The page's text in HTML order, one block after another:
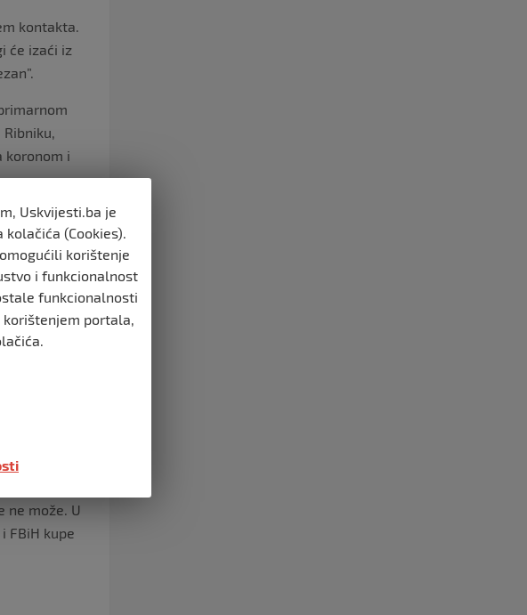
kontakta.
će izaći iz
koronom i
maske
u
je
i samu
Milorad
za
za
ne može. U
FBiH kupe
Uskvijesti.ba je
(Cookies).
korištenje
i funkcionalnost
funkcionalnosti
portala,